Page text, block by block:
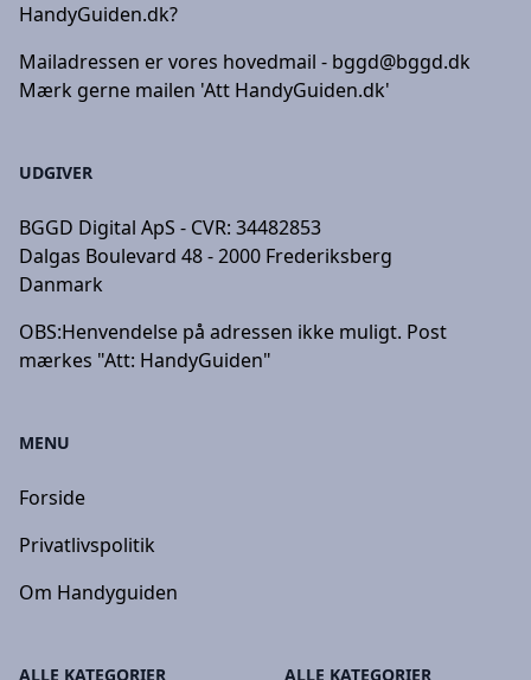
HandyGuiden.dk?
Mailadressen er vores hovedmail - bggd@bggd.dk
Mærk gerne mailen 'Att HandyGuiden.dk'
UDGIVER
BGGD Digital ApS - CVR: 34482853
Dalgas Boulevard 48 - 2000 Frederiksberg
Danmark
OBS:Henvendelse på adressen ikke muligt. Post
mærkes "Att: HandyGuiden"
MENU
Forside
Privatlivspolitik
Om Handyguiden
ALLE KATEGORIER ALLE KATEGORIER